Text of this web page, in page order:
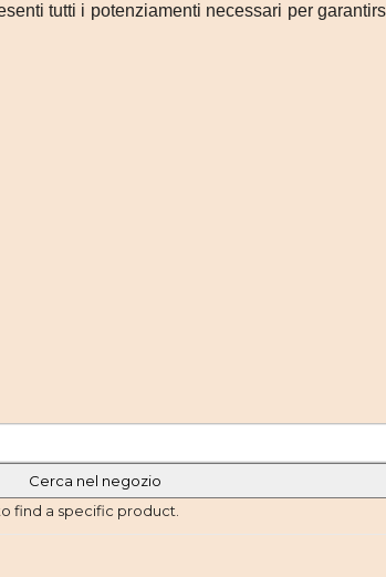
tutti i potenziamenti necessari per
find a specific product.